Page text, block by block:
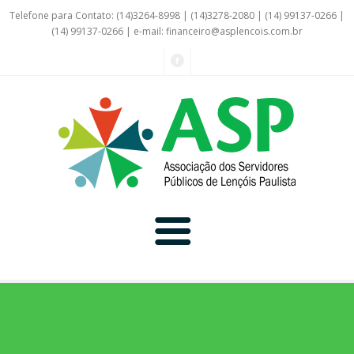
Telefone para Contato: (14)3264-8998 | (14)3278-2080 | (14) 99137-0266 |
(14) 99137-0266 | e-mail: financeiro@asplencois.com.br
Convênio Online